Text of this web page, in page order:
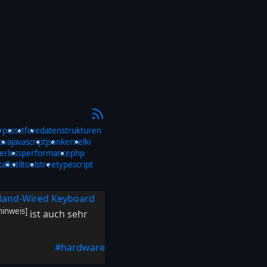
cssctfcvedatenstrukturen
javascriptjsonkernelki
performancephp
tiltoolstreetypescript
Wired Keyboard
ist auch sehr
#hardware